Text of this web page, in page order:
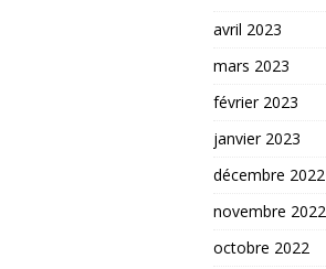
avril 2023
mars 2023
février 2023
janvier 2023
décembre 2022
novembre 2022
octobre 2022